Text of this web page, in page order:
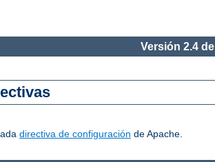
Versión 2.4
directiva de configuración de Apache.